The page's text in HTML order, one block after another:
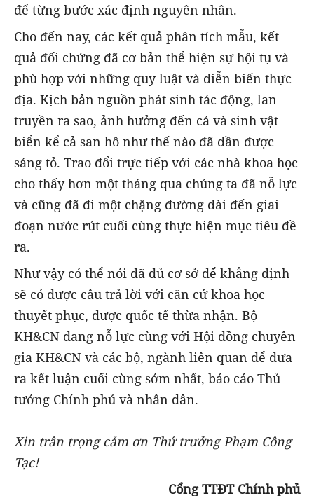
để từng bước xác định nguyên nhân.
Cho đến nay, các kết quả phân tích mẫu, kết
quả đối chứng đã cơ bản thể hiện sự hội tụ và
phù hợp với những quy luật và diễn biến thực
địa. Kịch bản nguồn phát sinh tác động, lan
truyền ra sao, ảnh hưởng đến cá và sinh vật
biển kể cả san hô như thế nào đã dần được
sáng tỏ. Trao đổi trực tiếp với các nhà khoa học
cho thấy hơn một tháng qua chúng ta đã nỗ lực
và cũng đã đi một chặng đường dài đến giai
đoạn nước rút cuối cùng thực hiện mục tiêu đề
ra.
Như vậy có thể nói đã đủ cơ sở để khẳng định
sẽ có được câu trả lời với căn cứ khoa học
thuyết phục, được quốc tế thừa nhận. Bộ
KH&CN đang nỗ lực cùng với Hội đồng chuyên
gia KH&CN và các bộ, ngành liên quan để đưa
ra kết luận cuối cùng sớm nhất, báo cáo Thủ
tướng Chính phủ và nhân dân.
Xin trân trọng cảm ơn Thứ trưởng Phạm Công
Tạc!
Cổng TTĐT Chính phủ